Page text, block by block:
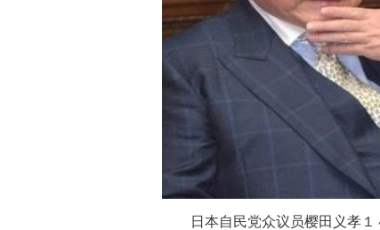
日本自民党众议员樱田义孝１